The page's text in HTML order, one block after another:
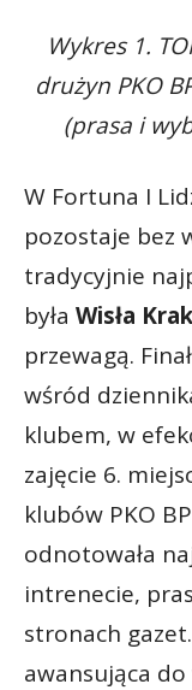
Wykres 1.
drużyn PKO
(prasa i
W Fortuna I
pozostaje bez
tradycyjnie
była Wisła
przewagą.
wśród
klubem, w
zajęcie 6.
klubów PKO
odnotowała
intrenecie,
stronach
awansująca